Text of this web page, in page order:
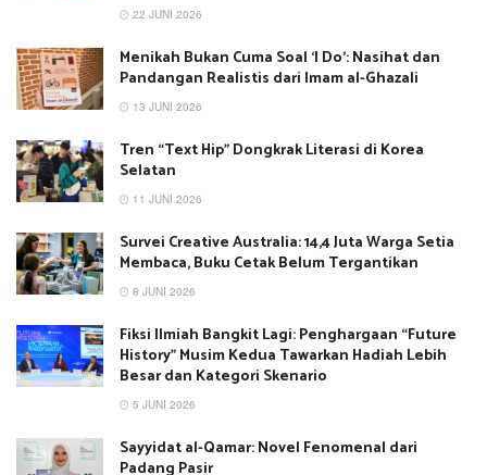
22 JUNI 2026
Menikah Bukan Cuma Soal ‘I Do’: Nasihat dan
Pandangan Realistis dari Imam al-Ghazali
13 JUNI 2026
Tren “Text Hip” Dongkrak Literasi di Korea
Selatan
11 JUNI 2026
Survei Creative Australia: 14,4 Juta Warga Setia
Membaca, Buku Cetak Belum Tergantikan
8 JUNI 2026
Fiksi Ilmiah Bangkit Lagi: Penghargaan “Future
History” Musim Kedua Tawarkan Hadiah Lebih
Besar dan Kategori Skenario
5 JUNI 2026
Sayyidat al-Qamar: Novel Fenomenal dari
Padang Pasir